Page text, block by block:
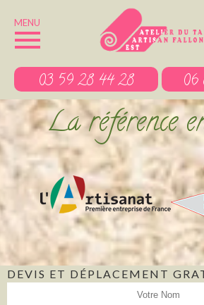
MENU
03 59 28 44 28
La référence
DEVIS ET DÉPLACEMENT